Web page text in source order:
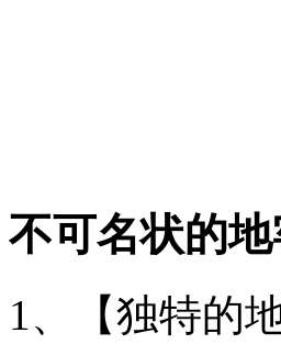
不可名状的
1、【独特的